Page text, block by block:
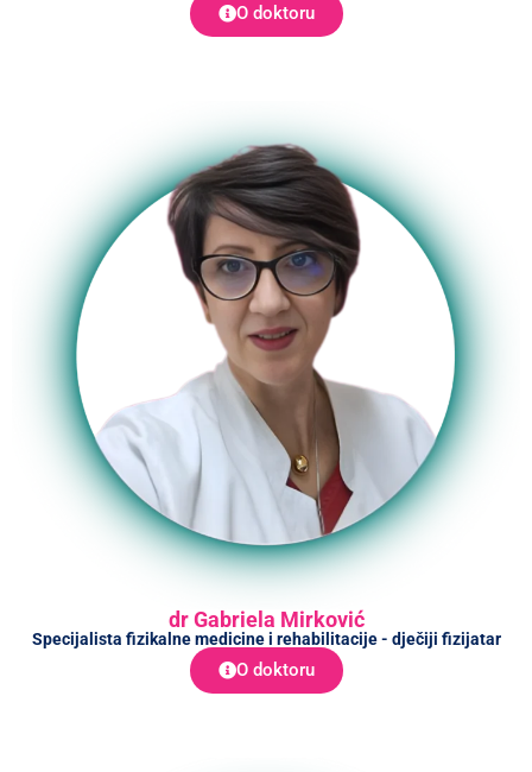
O doktoru
dr Gabriela Mirković
Specijalista fizikalne medicine i rehabilitacije - dječiji fizijatar
O doktoru